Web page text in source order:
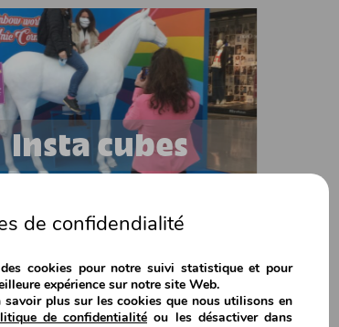
Insta cubes
de confidendialité
cookies pour notre suivi statistique et pour
expérience sur notre site Web.
savoir plus sur les cookies que nous utilisons en
de confidentialité ou les désactiver dans